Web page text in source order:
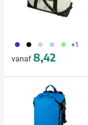
023 001 027 018 029 +1
vanaf 8,42